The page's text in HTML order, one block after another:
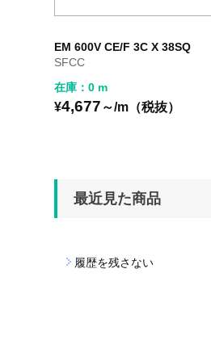
EM 600V CE/F 3C X 38SQ
SFCC
在庫：0 m
¥4,677 ～/m（税抜）
最近見た商品
履歴を残さない